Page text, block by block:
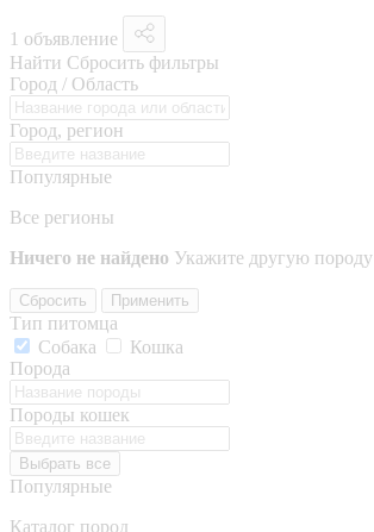
1 объявление
Найти Сбросить фильтры
Город / Область
Город, регион
Популярные
Все регионы
Ничего не найдено Укажите другую породу
Сбросить Применить
Тип питомца
Собака
Кошка
Порода
Породы кошек
Выбрать все
Популярные
Каталог пород